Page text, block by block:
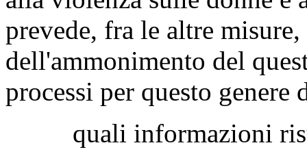
prevede, fra le altre
dell'ammonimento del
processi per questo genere
quali informazioni